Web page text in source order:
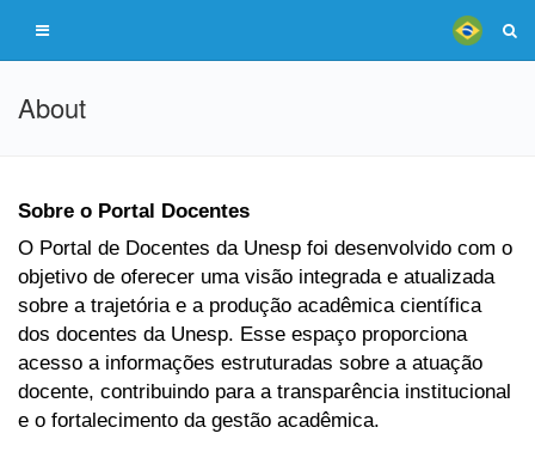
About
Sobre o Portal Docentes
O Portal de Docentes da Unesp foi desenvolvido com o
objetivo de oferecer uma visão integrada e atualizada
sobre a trajetória e a produção acadêmica científica
dos docentes da Unesp. Esse espaço proporciona
acesso a informações estruturadas sobre a atuação
docente, contribuindo para a transparência institucional
e o fortalecimento da gestão acadêmica.